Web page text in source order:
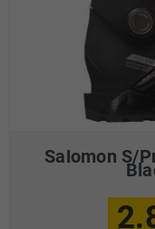
Salomon S/